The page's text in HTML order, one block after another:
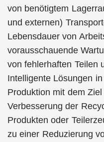
von benötigtem
und externen)
Lebensdauer von
vorausschauende
von fehlerhaften Teilen
Intelligente Lösungen
Produktion mit dem
Verbesserung der
Produkten oder
zu einer Reduzierung